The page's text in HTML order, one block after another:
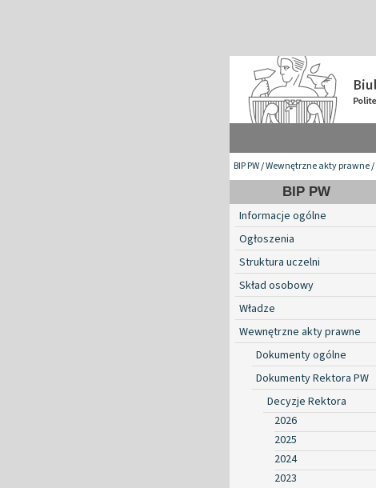
BIP PW/Wewnętrzne akty prawne/
BIP PW
Informacje ogólne
Ogłoszenia
Struktura uczelni
Skład osobowy
Władze
Wewnętrzne akty prawne
Dokumenty ogólne
Dokumenty Rektora PW
Decyzje Rektora
2026
2025
2024
2023